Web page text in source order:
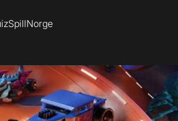
SpillNorge